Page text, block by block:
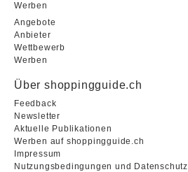
Werben
Angebote
Anbieter
Wettbewerb
Werben
Über shoppingguide.ch
Feedback
Newsletter
Aktuelle Publikationen
Werben auf shoppingguide.ch
Impressum
Nutzungsbedingungen und Datenschutz